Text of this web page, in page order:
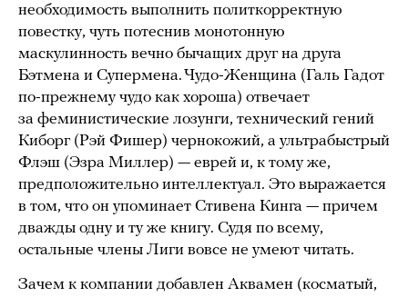
необходимость выполнить политкорректную
повестку, чуть потеснив монотонную
маскулинность вечно бычащих друг на друга
Бэтмена и Супермена. Чудо-Женщина (Галь Гадот
по-прежнему чудо как хороша) отвечает
за феминистические лозунги, технический гений
Киборг (Рэй Фишер) чернокожий, а ультрабыстрый
Флэш (Эзра Миллер) — еврей и, к тому же,
предположительно интеллектуал. Это выражается
в том, что он упоминает Стивена Кинга — причем
дважды одну и ту же книгу. Судя по всему,
остальные члены Лиги вовсе не умеют читать.
Зачем к компании добавлен Аквамен (косматый,